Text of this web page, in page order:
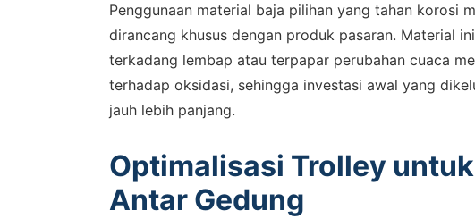
Penggunaan material baja pilihan yang tahan korosi
dirancang khusus dengan produk pasaran. Material
terkadang lembap atau terpapar perubahan cuaca
terhadap oksidasi, sehingga investasi awal yang
jauh lebih panjang.
Optimalisasi Trolley
Antar Gedung
SALES